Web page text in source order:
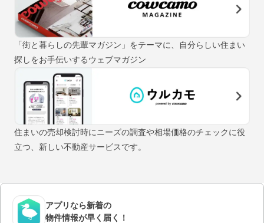
「街と暮らしの先輩マガジン」をテーマに、自分らしい住まい
探しをお手伝いするウェブマガジン
住まいの売却検討時にニーズの調査や相場価格のチェックに役
立つ、新しい不動産サービスです。
アプリなら新着の
物件情報が早く届く！